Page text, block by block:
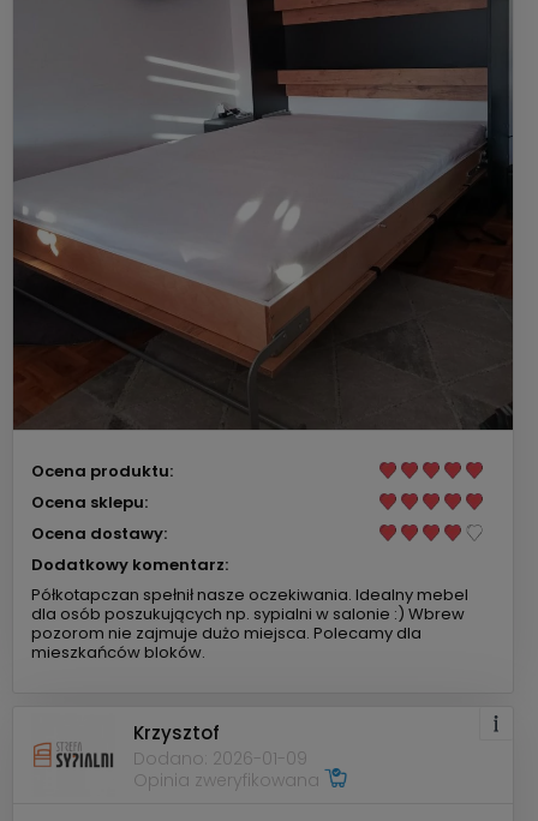
Ocena produktu:
Ocena sklepu:
Ocena dostawy:
Dodatkowy komentarz:
Półkotapczan spełnił nasze oczekiwania. Idealny mebel
dla osób poszukujących np. sypialni w salonie :) Wbrew
pozorom nie zajmuje dużo miejsca. Polecamy dla
mieszkańców bloków.
Krzysztof
Dodano: 2026-01-09
Opinia zweryfikowana